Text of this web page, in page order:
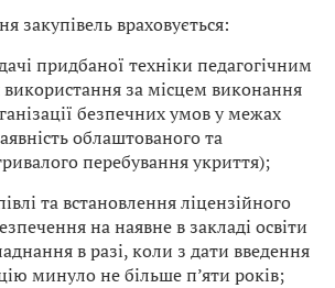
закупівель враховується:
придбаної техніки педагогічним
за місцем виконання
безпечних умов у межах
облаштованого та
перебування укриття);
та встановлення ліцензійного
на наявне в закладі освіти
в разі, коли з дати введення
минуло не більше п’яти років;